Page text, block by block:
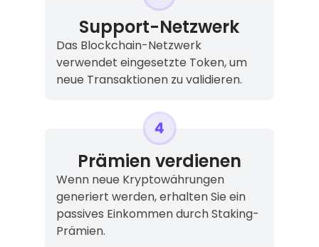
Support-Netzwerk
Das Blockchain-Netzwerk
verwendet eingesetzte Token, um
neue Transaktionen zu validieren.
Prämien verdienen
Wenn neue Kryptowährungen
generiert werden, erhalten Sie ein
passives Einkommen durch Staking-
Prämien.